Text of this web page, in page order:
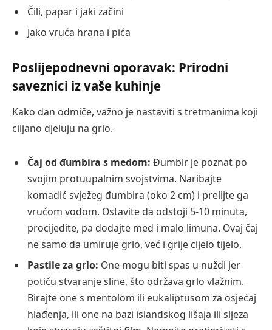
Čili, papar i jaki začini
Jako vruća hrana i pića
Poslijepodnevni oporavak: Prirodni
saveznici iz vaše kuhinje
Kako dan odmiče, važno je nastaviti s tretmanima koji
ciljano djeluju na grlo.
Čaj od đumbira s medom: Đumbir je poznat po
svojim protuupalnim svojstvima. Naribajte
komadić svježeg đumbira (oko 2 cm) i prelijte ga
vrućom vodom. Ostavite da odstoji 5-10 minuta,
procijedite, pa dodajte med i malo limuna. Ovaj čaj
ne samo da umiruje grlo, već i grije cijelo tijelo.
Pastile za grlo: One mogu biti spas u nuždi jer
potiču stvaranje sline, što održava grlo vlažnim.
Birajte one s mentolom ili eukaliptusom za osjećaj
hlađenja, ili one na bazi islandskog lišaja ili sljeza